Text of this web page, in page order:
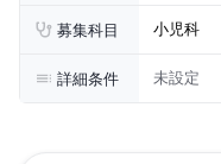
募集科目 小児科
詳細条件 未設定